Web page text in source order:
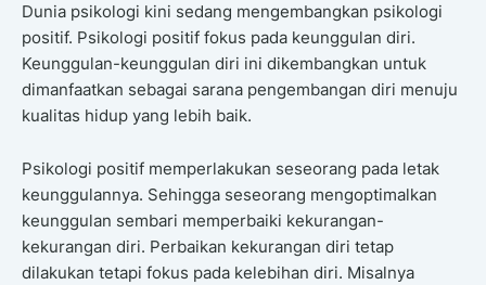
Dunia psikologi kini sedang mengembangkan psikologi
positif. Psikologi positif fokus pada keunggulan diri.
Keunggulan-keunggulan diri ini dikembangkan untuk
dimanfaatkan sebagai sarana pengembangan diri menuju
kualitas hidup yang lebih baik.
Psikologi positif memperlakukan seseorang pada letak
keunggulannya. Sehingga seseorang mengoptimalkan
keunggulan sembari memperbaiki kekurangan-
kekurangan diri. Perbaikan kekurangan diri tetap
dilakukan tetapi fokus pada kelebihan diri. Misalnya